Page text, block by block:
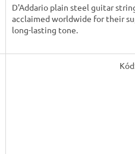
D'Addario plain steel guitar
acclaimed worldwide for their
long-lasting tone.